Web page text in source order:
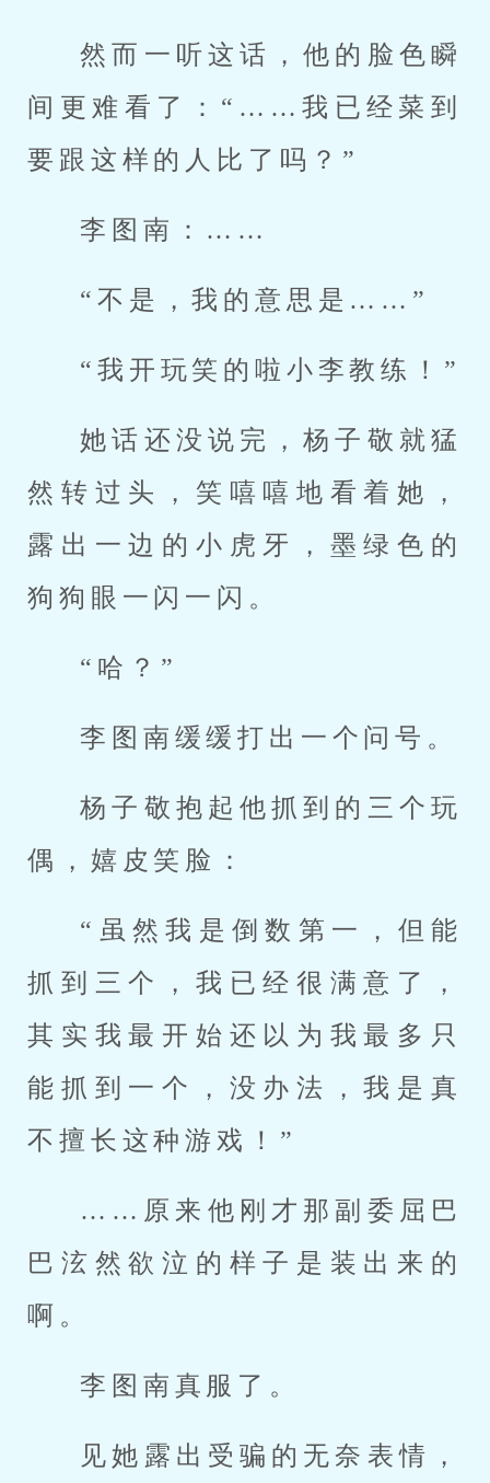
然而一听这话，他的脸色瞬
间更难看了：“……我已经菜到
要跟这样的人比了吗？”
李图南：……
“不是，我的意思是……”
“我开玩笑的啦小李教练！”
她话还没说完，杨子敬就猛
然转过头，笑嘻嘻地看着她，
露出一边的小虎牙，墨绿色的
狗狗眼一闪一闪。
“哈？”
李图南缓缓打出一个问号。
杨子敬抱起他抓到的三个玩
偶，嬉皮笑脸：
“虽然我是倒数第一，但能
抓到三个，我已经很满意了，
其实我最开始还以为我最多只
能抓到一个，没办法，我是真
不擅长这种游戏！”
……原来他刚才那副委屈巴
巴泫然欲泣的样子是装出来的
啊。
李图南真服了。
见她露出受骗的无奈表情，